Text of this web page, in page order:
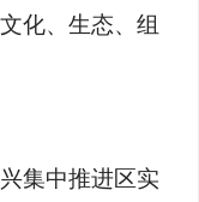
化、生态、组
集中推进区实